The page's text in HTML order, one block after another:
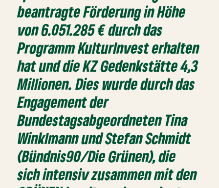
beantragte Förderung in Höhe
von 6.051.285 € durch das
Programm KulturInvest erhalten
hat und die KZ Gedenkstätte 4,3
Millionen. Dies wurde durch das
Engagement der
Bundestagsabgeordneten Tina
Winklmann und Stefan Schmidt
(Bündnis90/Die Grünen), die
sich intensiv zusammen mit den